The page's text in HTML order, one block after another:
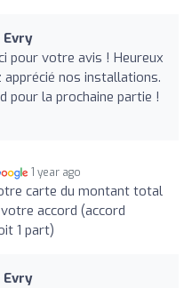
Evry
pour votre avis ! Heureux
apprécié nos installations.
pour la prochaine partie !
1 year ago
carte du montant total
accord (accord
1 part)
Evry